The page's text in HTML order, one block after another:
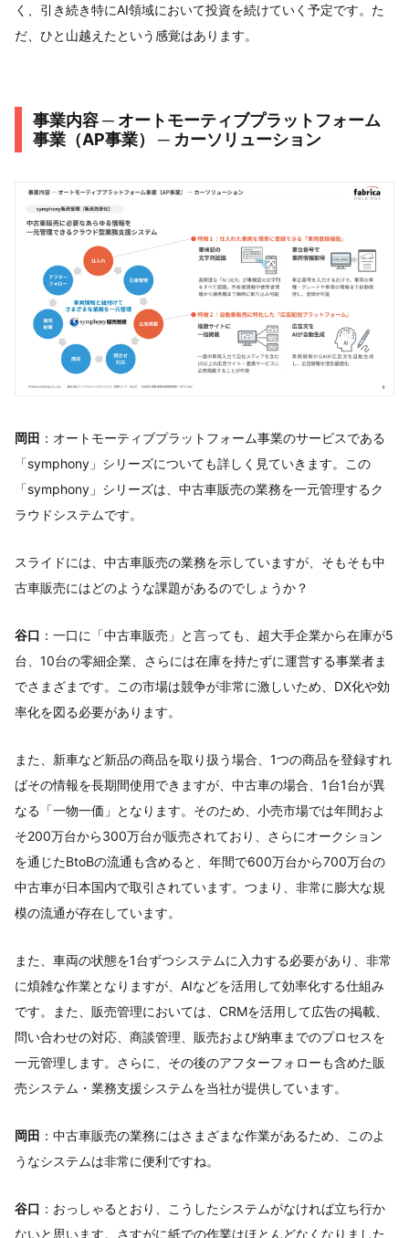
く、引き続き特にAI領域において投資を続けていく予定です。た
だ、ひと山越えたという感覚はあります。
事業内容 ─ オートモーティブプラットフォーム
事業（AP事業） ─ カーソリューション
岡田 ：オートモーティブプラットフォーム事業のサービスである
「symphony」シリーズについても詳しく見ていきます。この
「symphony」シリーズは、中古車販売の業務を一元管理するク
ラウドシステムです。
スライドには、中古車販売の業務を示していますが、そもそも中
古車販売にはどのような課題があるのでしょうか？
谷口 ：一口に「中古車販売」と言っても、超大手企業から在庫が5
台、10台の零細企業、さらには在庫を持たずに運営する事業者ま
でさまざまです。この市場は競争が非常に激しいため、DX化や効
率化を図る必要があります。
また、新車など新品の商品を取り扱う場合、1つの商品を登録すれ
ばその情報を長期間使用できますが、中古車の場合、1台1台が異
なる「一物一価」となります。そのため、小売市場では年間およ
そ200万台から300万台が販売されており、さらにオークション
を通じたBtoBの流通も含めると、年間で600万台から700万台の
中古車が日本国内で取引されています。つまり、非常に膨大な規
模の流通が存在しています。
また、車両の状態を1台ずつシステムに入力する必要があり、非常
に煩雑な作業となりますが、AIなどを活用して効率化する仕組み
です。また、販売管理においては、CRMを活用して広告の掲載、
問い合わせの対応、商談管理、販売および納車までのプロセスを
一元管理します。さらに、その後のアフターフォローも含めた販
売システム・業務支援システムを当社が提供しています。
岡田 ：中古車販売の業務にはさまざまな作業があるため、このよ
うなシステムは非常に便利ですね。
谷口 ：おっしゃるとおり、こうしたシステムがなければ立ち行か
ないと思います。さすがに紙での作業はほとんどなくなりました